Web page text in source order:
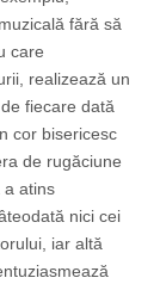
fără să
care
realizează un
fiecare dată
cor bisericesc
de rugăciune
a atins
nici cei
iar altă